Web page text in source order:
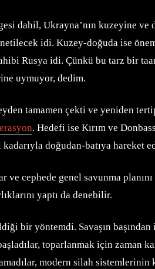
dahil, Ukrayna’nın kuzeyine
idi. Kuzey-doğuda ise
Rusya idi. Çünkü bu tarz bir
uymuyor, dedim.
tamamen çekti ve yeniden
. Hedefi ise Kırım ve
doğudan-batıya
cephede genel savunma
yaptı da denebilir.
bir yöntemdi. Savaşın
toparlanmak için zaman
modern silah